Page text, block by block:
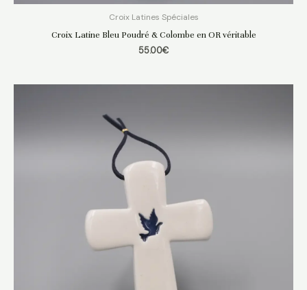
Croix Latines Spéciales
Croix Latine Bleu Poudré & Colombe en OR véritable
55.00€